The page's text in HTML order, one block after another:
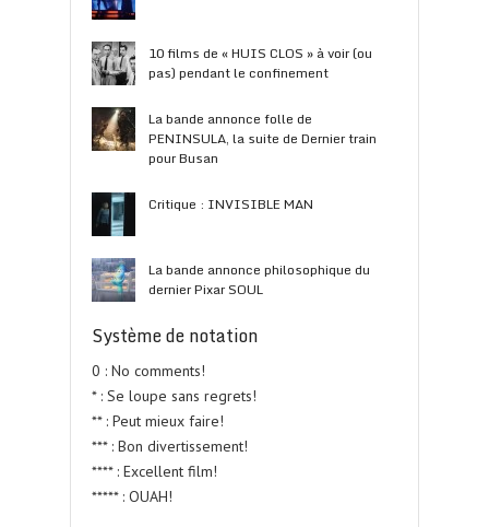
10 films de « HUIS CLOS » à voir (ou
pas) pendant le confinement
La bande annonce folle de
PENINSULA, la suite de Dernier train
pour Busan
Critique : INVISIBLE MAN
La bande annonce philosophique du
dernier Pixar SOUL
Système de notation
0 : No comments!
* : Se loupe sans regrets!
** : Peut mieux faire!
*** : Bon divertissement!
**** : Excellent film!
***** : OUAH!